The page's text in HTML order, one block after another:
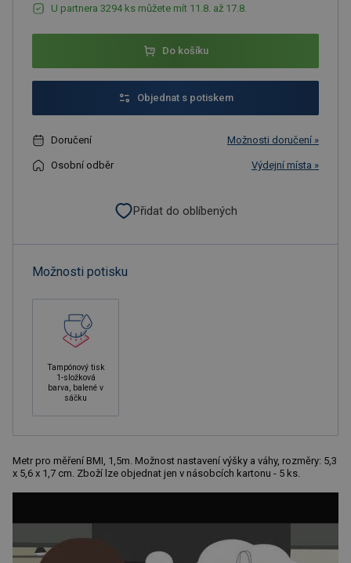
U partnera 3294 ks můžete mít 11.8. až 17.8.
Do košíku
Objednat s potiskem
Doručení Možnosti doručení »
Osobní odběr Výdejní místa »
Přidat do oblíbených
Možnosti potisku
Tampónový tisk
1-složková
barva, balené v
sáčku
Metr pro měření BMI, 1,5m. Možnost nastavení výšky a váhy, rozměry: 5,3
x 5,6 x 1,7 cm. Zboží lze objednat jen v násobcích kartonu - 5 ks.